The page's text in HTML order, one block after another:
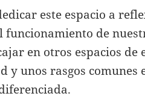
este espacio a
funcionamiento de
en otros espacios de
y unos rasgos